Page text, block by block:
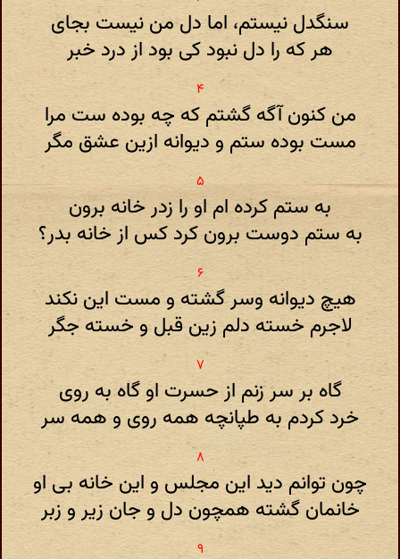
سنگدل نیستم، اما دل من نیست بجای
هر که را دل نبود کی بود از درد خبر
من کنون آگه گشتم که چه بوده ست مرا
مست بوده ستم و دیوانه ازین عشق مگر
به ستم کرده ام او را زدر خانه برون
به ستم دوست برون کرد کس از خانه بدر؟
هیچ دیوانه وسر گشته و مست این نکند
لاجرم خسته دلم زین قبل و خسته جگر
گاه بر سر زنم از حسرت او گاه به روی
خرد کردم به طپانچه همه روی و همه سر
چون توانم دید این مجلس و این خانه بی او
خانمان گشته همچون دل و جان زیر و زبر